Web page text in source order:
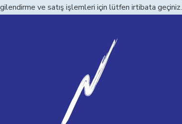
ve satış işlemleri için lütfen irtibata geçiniz.